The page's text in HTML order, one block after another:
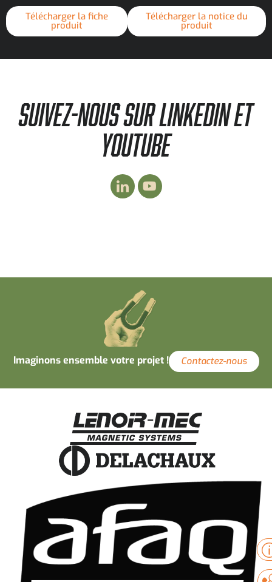
Télécharger la fiche
produit
Télécharger la notice du
produit
SUIVEZ-NOUS SUR LINKEDIN ET
YOUTUBE
Imaginons ensemble votre projet ! Contactez-nous